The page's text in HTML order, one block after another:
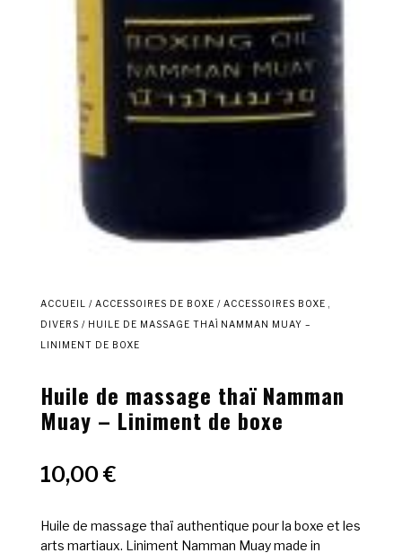
ACCUEIL / ACCESSOIRES DE BOXE / ACCESSOIRES BOXE ,
DIVERS / HUILE DE MASSAGE THAÏ NAMMAN MUAY –
LINIMENT DE BOXE
Huile de massage thaï Namman
Muay – Liniment de boxe
10,00€
Huile de massage thaï authentique pour la boxe et les
arts martiaux. Liniment Namman Muay made in